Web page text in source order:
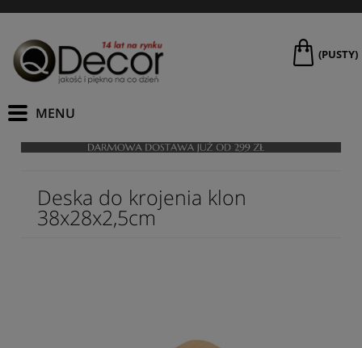
(PUSTY)
Deska do krojenia klon
38x28x2,5cm